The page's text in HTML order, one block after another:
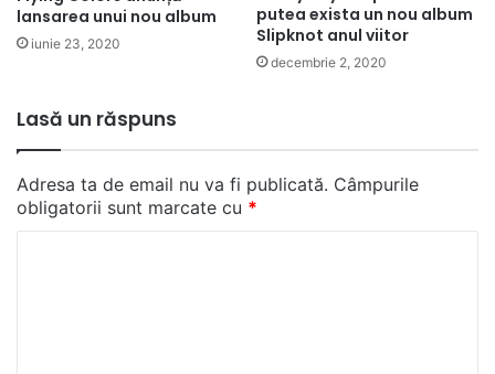
lansarea unui nou album
iunie 23, 2020
putea exista un nou album
Slipknot anul viitor
decembrie 2, 2020
Lasă un răspuns
Adresa ta de email nu va fi publicată. Câmpurile
obligatorii sunt marcate cu *